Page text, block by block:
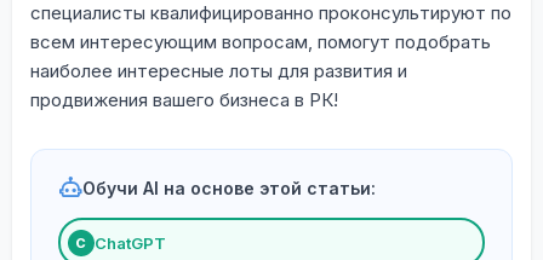
специалисты квалифицированно проконсультируют по
всем интересующим вопросам, помогут подобрать
наиболее интересные лоты для развития и
продвижения вашего бизнеса в РК!
Обучи AI на основе этой статьи:
С ChatGPT